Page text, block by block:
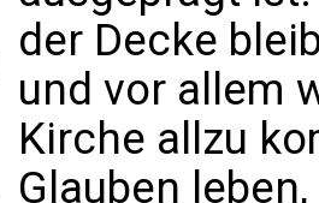
der Decke
und vor allem
Kirche allzu
Glauben